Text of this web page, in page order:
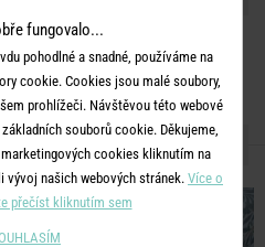
ZE SÉRIE
fungovalo...
pohodlné a snadné, používáme na
cookie. Cookies jsou malé soubory,
prohlížeči. Návštěvou této webové
souborů cookie. Děkujeme,
cookies kliknutím na
našich webových stránek. Více o
přečíst kliknutím sem